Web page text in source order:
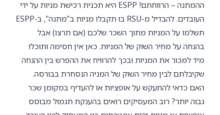
ההמתנה – הרווחתם! ESPP היא תכנית רכישת מניות על ידי
העובדים. להבדיל מ-RSU בו תקבלו מניות ב”מתנה”, ב-ESPP
תשלמו על המניות מתוך השכר שלכם (אם תרצו) אבל
בהנחה על מחיר השוק של המניות. כאן אין חסימה ותוכלו
מיד למכור את המניות ובכך להרוויח את ההפרש בין ההנחה
שקיבלתם לבין מחיר השוק של המניה הנסחרת בבורסה.
האם כדאי להתעקש על אופציות או להעדיף במקומן שכר
גבוה יותר? רוב המעסיקים רואים בהענקת תגמול מבוסס